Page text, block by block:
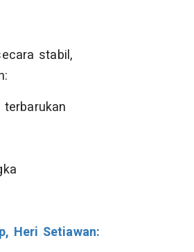
stabil,
Heri Setiawan: